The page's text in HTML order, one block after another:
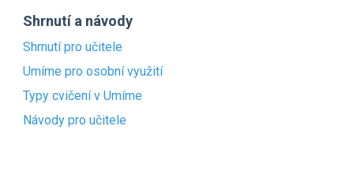
Shrnutí a návody
Shrnutí pro učitele
Umíme pro osobní využití
Typy cvičení v Umíme
Návody pro učitele